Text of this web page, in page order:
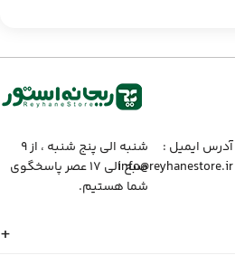
آدرس ایمیل :‌
info@reyhanestore.ir
شنبه الی پنج شنبه ، از ۹
صبح الی ۱۷ عصر پاسخگوی
شما هستیم.